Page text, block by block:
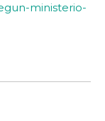
ministerio-